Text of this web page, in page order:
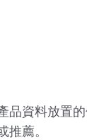
品資料放置
薦。